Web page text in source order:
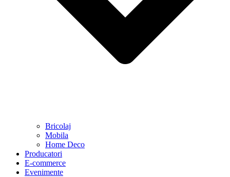
Bricolaj
Mobila
Home Deco
Producatori
E-commerce
Evenimente